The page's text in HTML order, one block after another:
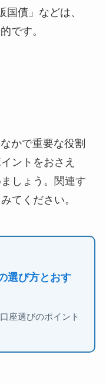
債」などは、
です。
かで重要な役割
ントをおさえ
しょう。関連す
てください。
選び方とおす
座選びのポイント